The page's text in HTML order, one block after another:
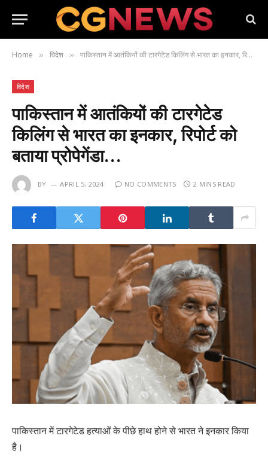
Home » विदेश » पाकिस्तान में आतंकियों की टारगेटेड किलिंग से भारत का इनकार, रिपोर्ट को बताया प्रोपेगेंडा…
विदेश
पाकिस्तान में आतंकियों की टारगेटेड
किलिंग से भारत का इनकार, रिपोर्ट को
बताया प्रोपेगेंडा…
BY APRIL 5, 2024 NO COMMENTS 2 MINS READ
पाकिस्तान में टारगेटेड हत्याओं के पीछे हाथ होने से भारत ने इनकार किया
है।